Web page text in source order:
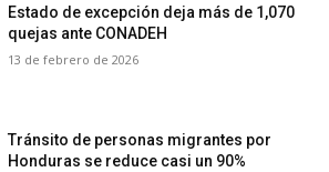
Estado de excepción deja más de 1,070
quejas ante CONADEH
13 de febrero de 2026
Tránsito de personas migrantes por
Honduras se reduce casi un 90%